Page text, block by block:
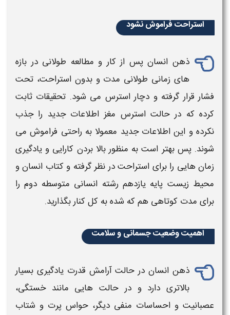
استراحت فراموش نشود
ذهن انسان پس از کار و مطالعه طولانی در بازه
های زمانی طولانی مدت و بدون استراحت، تحت
فشار قرار گرفته و دچار استرس می شود. تحقیقات ثابت
کرده که در حالت استرس مغز اطلاعات جدید را جذب
نکرده و این اطلاعات جدید معمولا به راحتی فراموش می
شوند. پس بهتر است به منظور بالا بردن کارایی و یادگیری
زمان هایی را برای استراحت در نظر گرفته و کتاب انسان و
محیط زیست پایهیازدهم رشته انسانی متوسطه دومرا
برای مدت کوتاهی هم که شده به کل کنار بگذارید.
اهمیت وضعیت جسمانی و سلامت
ذهن انسان در حالت آرامش قدرت یادگیری بسیار
بالاتری دارد و در حالت هایی مانند خستگی،
عصبانیت و احساسات منفی دیگر، حواس پرت و شتاب